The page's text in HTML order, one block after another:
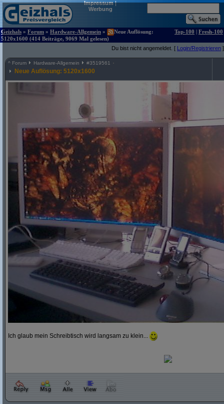
Impressum|
Werbung
Geizhals » Forum » Hardware-Allgemein »
Neue Auflösung:
5120x1600 (414 Beiträge, 9069 Mal gelesen)
Top-100 | Fresh-100
Du bist nicht angemeldet. [ Login/Registrieren ]
^ Forum Hardware-Allgemein #3519561
Neue Auflösung: 5120x1600
Ich glaub mein Schreibtisch wird langsam zu klein...